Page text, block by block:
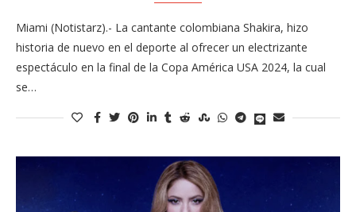
Miami (Notistarz).- La cantante colombiana Shakira, hizo
historia de nuevo en el deporte al ofrecer un electrizante
espectáculo en la final de la Copa América USA 2024, la cual
se…